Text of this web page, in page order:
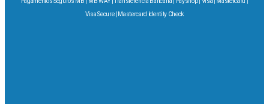
Visa Secure | Mastercard Identity Check